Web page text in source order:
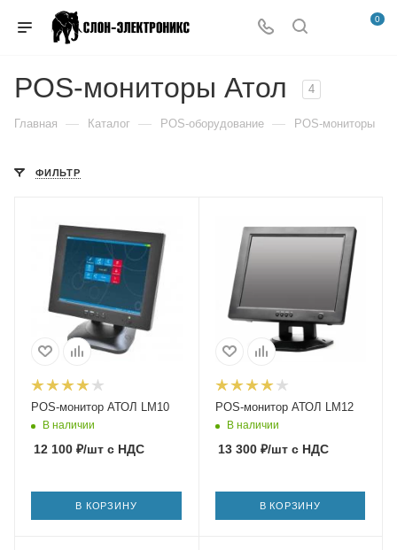
0
POS-мониторы Атол 4
Главная — Каталог — POS-оборудование — POS-мониторы
ФИЛЬТР
POS-монитор АТОЛ LM10
В наличии
12 100 ₽/шт с НДС
В КОРЗИНУ
POS-монитор АТОЛ LM12
В наличии
13 300₽/штс НДС
В КОРЗИНУ